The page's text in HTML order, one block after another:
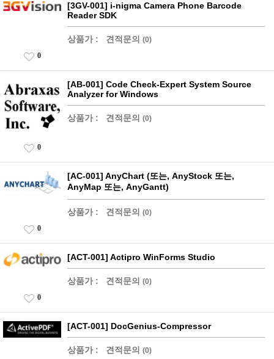
[3GV-001] i-nigma Camera Phone Barcode
Reader SDK
상품가 : 견적문의 (0)
0
[AB-001] Code Check-Expert System Source
Analyzer for Windows
상품가 : 견적문의 (0)
0
[AC-001] AnyChart (또는, AnyStock 또는,
AnyMap 또는, AnyGantt)
상품가 : 견적문의 (0)
0
[ACT-001] Actipro WinForms Studio
상품가 : 견적문의 (0)
0
[ACT-001] DocGenius-Compressor
상품가 : 견적문의 (0)